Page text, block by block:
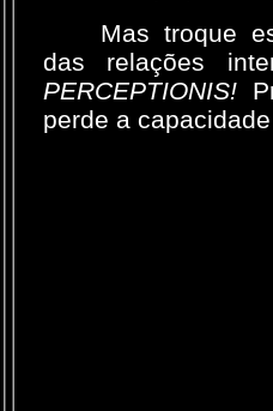
Mas troque
das relações
PERCEPTIONIS!
perde a